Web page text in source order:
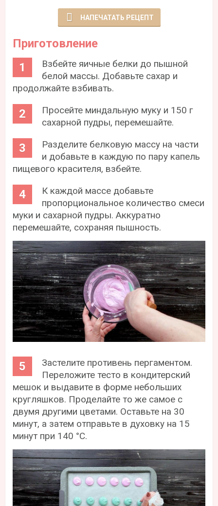
НАПЕЧАТАТЬ РЕЦЕПТ
Приготовление
Взбейте яичные белки до пышной
белой массы. Добавьте сахар и
продолжайте взбивать.
Просейте миндальную муку и 150 г
сахарной пудры, перемешайте.
Разделите белковую массу на части
и добавьте в каждую по пару капель
пищевого красителя, взбейте.
К каждой массе добавьте
пропорциональное количество смеси
муки и сахарной пудры. Аккуратно
перемешайте, сохраняя пышность.
Застелите противень пергаментом.
Переложите тесто в кондитерский
мешок и выдавите в форме небольших
кругляшков. Проделайте то же самое с
двумя другими цветами. Оставьте на 30
минут, а затем отправьте в духовку на 15
минут при 140 °С.